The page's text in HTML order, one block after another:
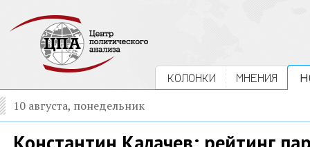
КОЛОНКИ МНЕНИЯ
10 августа, понедельник